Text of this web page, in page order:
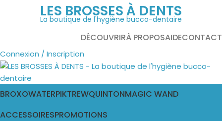
LES BROSSES À DENTS
La boutique de l'hygiène bucco-dentaire
DÉCOUVRIRÀ PROPOSAIDECONTACT
Connexion / Inscription
BROXOWATERPIKTREWQUINTONMAGIC WAND
ACCESSOIRESPROMOTIONS